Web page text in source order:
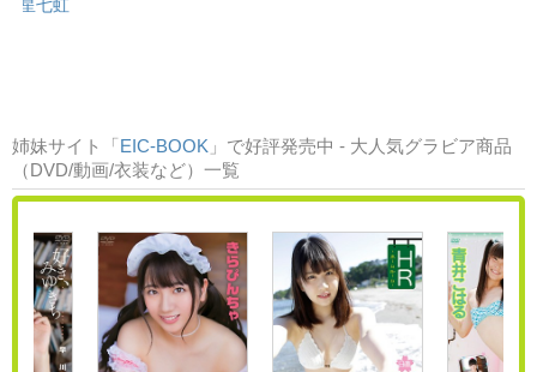
星七虹
姉妹サイト「EIC-BOOK 」で好評発売中 - 大人気グラビア商品
（DVD/動画/衣装など）一覧